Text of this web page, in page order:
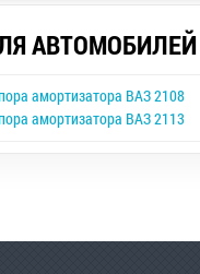
амортизатора ВАЗ 2108
амортизатора ВАЗ 2113